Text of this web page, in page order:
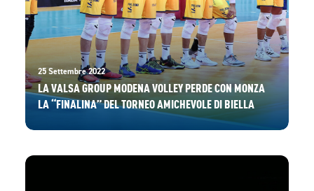
25 Settembre 2022
LA VALSA GROUP MODENA VOLLEY PERDE CON MONZA
LA “FINALINA” DEL TORNEO AMICHEVOLE DI BIELLA